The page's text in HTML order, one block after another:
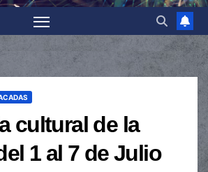
cultural de la
1 al 7 de Julio